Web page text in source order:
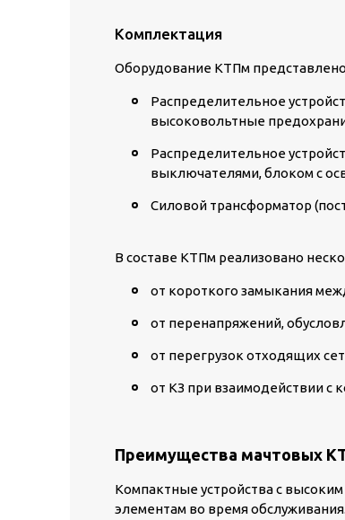
Комплектация
Оборудование КТПм
Распределительное
высоковольтные
Распределительное
выключателями, блоком с
Силовой трансформатор
В составе КТПм реализовано
от короткого замыкания
от перенапряжений,
от перегрузок отходящих
от КЗ при взаимодействии с
Преимущества мачтовых
Компактные устройства с
элементам во время